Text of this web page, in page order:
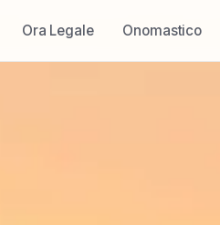
Ora Legale Onomastico